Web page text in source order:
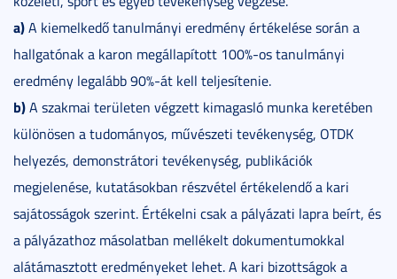
a)A kiemelkedő tanulmányi eredmény értékelése során a
hallgatónak a karon megállapított 100%-os tanulmányi
eredmény legalább 90%-át kell teljesítenie.
b)A szakmai területen végzett kimagasló munka keretében
különösen a tudományos, művészeti tevékenység, OTDK
helyezés, demonstrátori tevékenység, publikációk
megjelenése, kutatásokban részvétel értékelendő a kari
sajátosságok szerint. Értékelni csak a pályázati lapra beírt, és
a pályázathoz másolatban mellékelt dokumentumokkal
alátámasztott eredményeket lehet. A kari bizottságok a